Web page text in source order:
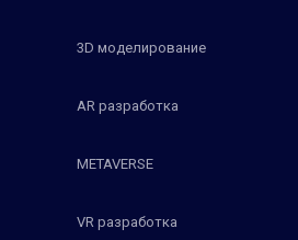
3D моделирование
AR разработка
METAVERSE
VR разработка